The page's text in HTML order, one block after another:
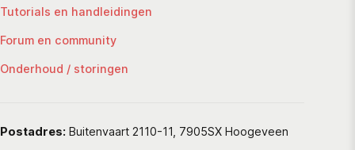
Tutorials en handleidingen
Forum en community
Onderhoud / storingen
Postadres: Buitenvaart 2110-11, 7905SX Hoogeveen